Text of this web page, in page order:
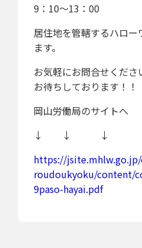
9：10～13：00
居住地を管轄するハロー
ます。
お気軽にお問合せくだ
お待ちしております！！
岡山労働局のサイトへ
↓ ↓ ↓
https://jsite.mhlw.go.jp/
roudoukyoku/content/
9paso-hayai.pdf